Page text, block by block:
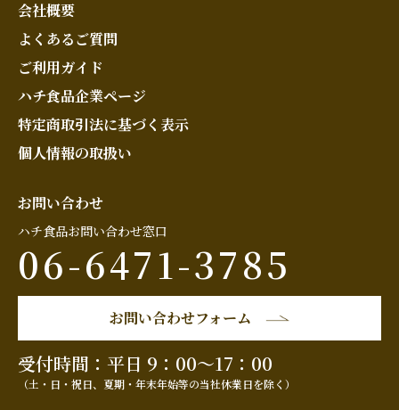
会社概要
よくあるご質問
ご利用ガイド
ハチ食品企業ページ
特定商取引法に基づく表示
個人情報の取扱い
お問い合わせ
ハチ食品お問い合わせ窓口
06-6471-3785
お問い合わせフォーム
受付時間：平日 9：00～17：00
（土・日・祝日、夏期・年末年始等の当社休業日を除く）